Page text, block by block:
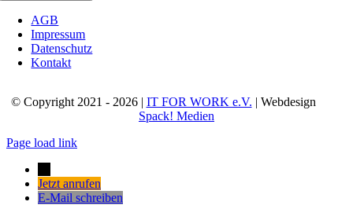
AGB
Impressum
Datenschutz
Kontakt
© Copyright 2021 - 2026 | IT FOR WORK e.V. | Webdesign
Spack! Medien
Page load link
Jetzt anrufen
E-Mail schreiben